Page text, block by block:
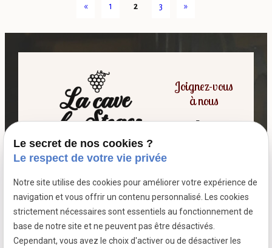
« 1 2 3 »
Siret :39799787500026
Joignez-vous
à nous
7 passage fleuri
- 59380 SOCX
Le secret de nos cookies ?
Le respect de votre vie privée
Notre site utilise des cookies pour améliorer votre expérience de
navigation et vous offrir un contenu personnalisé. Les cookies
strictement nécessaires sont essentiels au fonctionnement de
base de notre site et ne peuvent pas être désactivés.
Cependant, vous avez le choix d'activer ou de désactiver les